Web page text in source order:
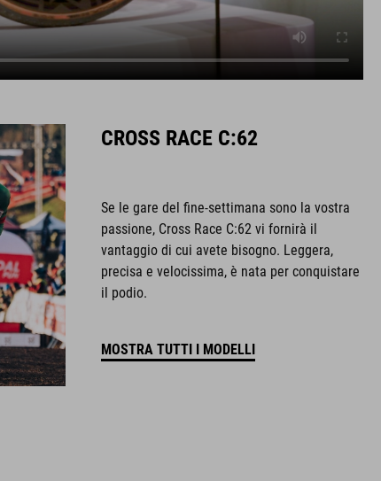
CROSS RACE C:62
Se le gare del fine-settimana sono la vostra
passione, Cross Race C:62 vi fornirà il
vantaggio di cui avete bisogno. Leggera,
precisa e velocissima, è nata per conquistare
il podio.
MOSTRA TUTTI I MODELLI